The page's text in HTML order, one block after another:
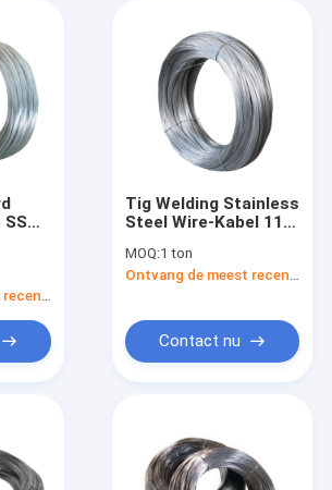
SS
Tig Welding Stainless
Steel Wire-Kabel 11
Reeksen
MOQ:1 ton
Contact nu